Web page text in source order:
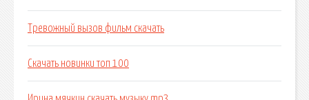
Тревожный вызов фильм скачать
Скачать новинки топ 100